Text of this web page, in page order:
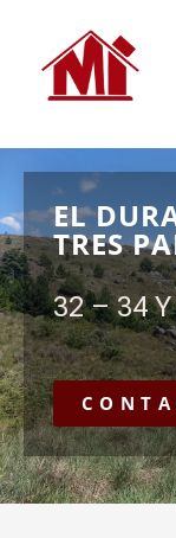
EL
TRES
32 – 34 Y